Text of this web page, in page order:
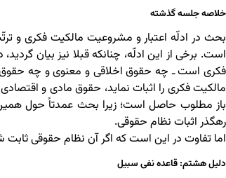
خلاصه جلسه گذشته
بحث در ادلّه اعتبار و مشروعیت مالکیت فکری و
است. برخی از این ادلّه، چنانکه قبلا نیز بیان
فکری است ـ چه حقوق اخلاقی و معنوی و چه حقوق
مالکیت فکری را اثبات نماید، حقوق مادی و
باز مطلوب حاصل است؛ زیرا بحث عمدتاً حول
رهگذر اثبات نظام حقوقی.
اما تفاوت در این است که اگر آن نظام حقوقی
دلیل هشتم: قاعده نفی سبیل